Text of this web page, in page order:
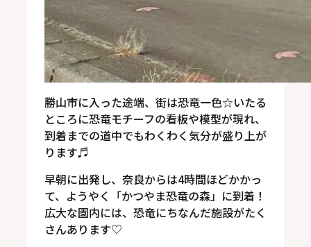
勝山市に入った途端、街は恐竜一色☆いたる
ところに恐竜モチーフの看板や模型が現れ、
到着までの道中でもわくわく気分が盛り上が
ります♬
早朝に出発し、奈良からは4時間ほどかかっ
て、 ようやく「かつやま恐竜の森」に到着！
広大な園内には、恐竜にちなんだ施設がたく
さんあります♡